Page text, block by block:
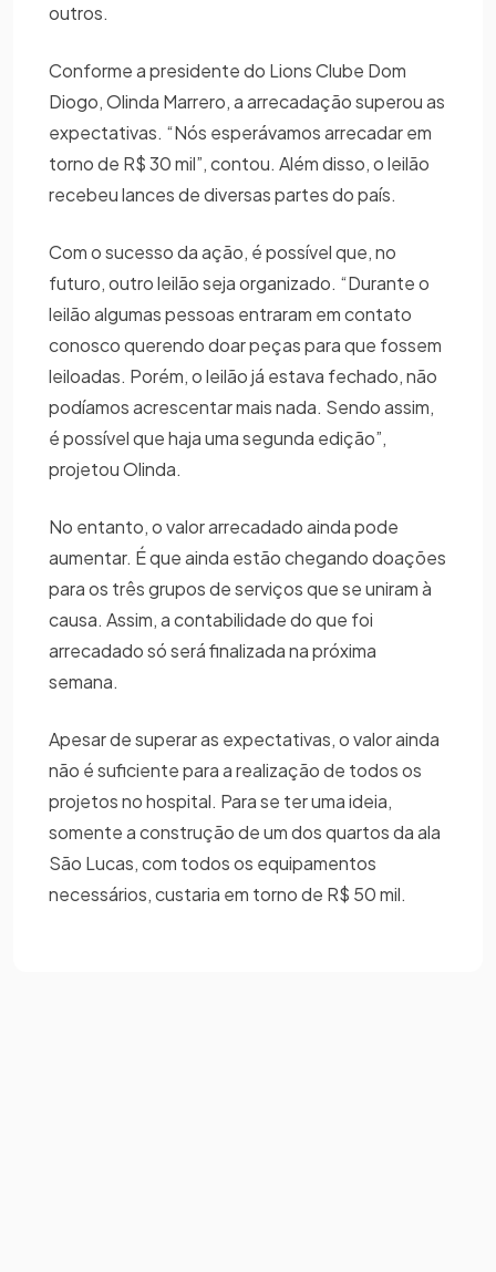
outros.
Conforme a presidente do Lions Clube Dom
Diogo, Olinda Marrero, a arrecadação superou as
expectativas. “Nós esperávamos arrecadar em
torno de R$ 30 mil”, contou. Além disso, o leilão
recebeu lances de diversas partes do país.
Com o sucesso da ação, é possível que, no
futuro, outro leilão seja organizado. “Durante o
leilão algumas pessoas entraram em contato
conosco querendo doar peças para que fossem
leiloadas. Porém, o leilão já estava fechado, não
podíamos acrescentar mais nada. Sendo assim,
é possível que haja uma segunda edição”,
projetou Olinda.
No entanto, o valor arrecadado ainda pode
aumentar. É que ainda estão chegando doações
para os três grupos de serviços que se uniram à
causa. Assim, a contabilidade do que foi
arrecadado só será finalizada na próxima
semana.
Apesar de superar as expectativas, o valor ainda
não é suficiente para a realização de todos os
projetos no hospital. Para se ter uma ideia,
somente a construção de um dos quartos da ala
São Lucas, com todos os equipamentos
necessários, custaria em torno de R$ 50 mil.